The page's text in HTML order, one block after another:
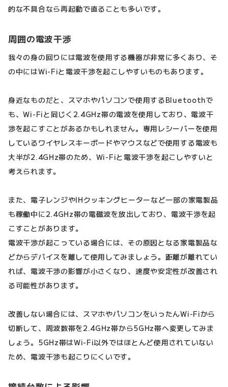
的な不具合なら再起動で直ることも多いです。
周囲の電波干渉
我々の身の回りには電波を使用する機器が非常に多くあり、そ
の中にはWi-Fiと電波干渉を起こしやすいものもあります。
身近なものだと、スマホやパソコンで使用するBluetoothで
も、Wi-Fiと同じく2.4GHz帯の電波を使用しており、電波干
渉を起こすことがあるかもしれません。専用レシーバーを使用
しているワイヤレスキーボードやマウスなどで使用する電波も
大半が2.4GHz帯のため、Wi-Fiと電波干渉を起こしやすいと
考えられます。
また、電子レンジやIHクッキングヒーターなど一部の家電製品
も稼働中に2.4GHz帯の電磁波を放出しており、電波干渉を起
こすことがあります。
電波干渉が起こっている場合には、その原因となる家電製品な
どからデバイスを離して使用してみましょう。距離が離れてい
れば、電波干渉の影響が小さくなり、速度や安定性が改善され
る可能性があります。
改善しない場合には、スマホやパソコンをいったんWi-Fiから
切断して、周波数帯を2.4GHz帯から5GHz帯へ変更してみま
しょう。5GHz帯はWi-Fi以外ではほとんど使用されていない
ため、電波干渉も起こりにくいです。